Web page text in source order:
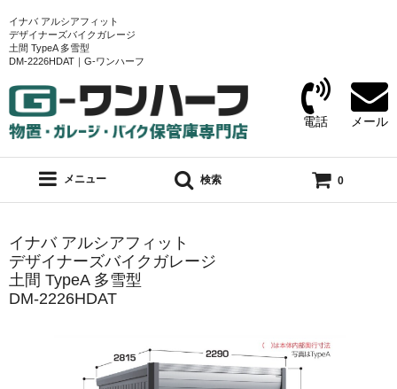
イナバ アルシアフィット
デザイナーズバイクガレージ
土間 TypeA 多雪型
DM-2226HDAT｜G-ワンハーフ
電話 メール
メニュー 検索 0
イナバ アルシアフィット
デザイナーズバイクガレージ
土間 TypeA 多雪型
DM-2226HDAT